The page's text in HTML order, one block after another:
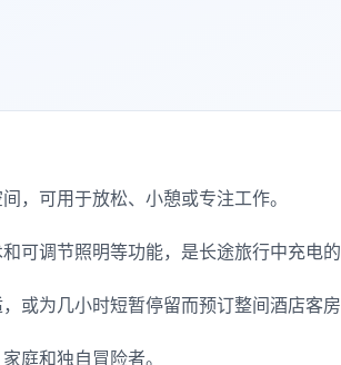
，可用于放松、小憩或专注工作。
可调节照明等功能，是长途旅行中充电的
或为几小时短暂停留而预订整间酒店客房
庭和独自冒险者。